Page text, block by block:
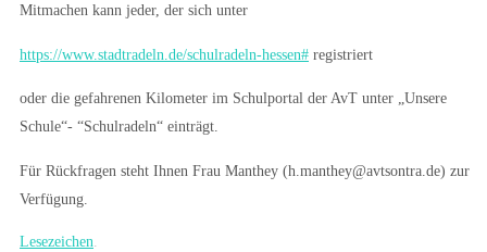
Mitmachen kann jeder, der sich unter
https://www.stadtradeln.de/schulradeln-hessen# registriert
oder die gefahrenen Kilometer im Schulportal der AvT unter „Unsere
Schule“- “Schulradeln“ einträgt.
Für Rückfragen steht Ihnen Frau Manthey (h.manthey@avtsontra.de) zur
Verfügung.
Lesezeichen.